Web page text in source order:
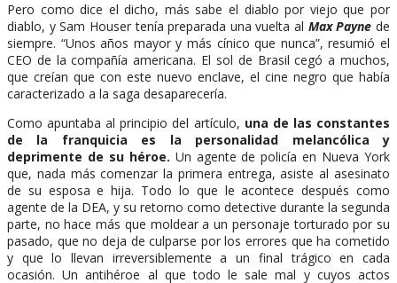
Pero como dice el dicho, más sabe el diablo por viejo que por
diablo, y Sam Houser tenía preparada una vuelta al Max Payne de
siempre. “Unos años mayor y más cínico que nunca”, resumió el
CEO de la compañía americana. El sol de Brasil cegó a muchos,
que creían que con este nuevo enclave, el cine negro que había
caracterizado a la saga desaparecería.
Como apuntaba al principio del artículo, una de las constantes
de la franquicia es la personalidad melancólica y
deprimente de su héroe. Un agente de policía en Nueva York
que, nada más comenzar la primera entrega, asiste al asesinato
de su esposa e hija. Todo lo que le acontece después como
agente de la DEA, y su retorno como detective durante la segunda
parte, no hace más que moldear a un personaje torturado por su
pasado, que no deja de culparse por los errores que ha cometido
y que lo llevan irreversiblemente a un final trágico en cada
ocasión. Un antihéroe al que todo le sale mal y cuyos actos